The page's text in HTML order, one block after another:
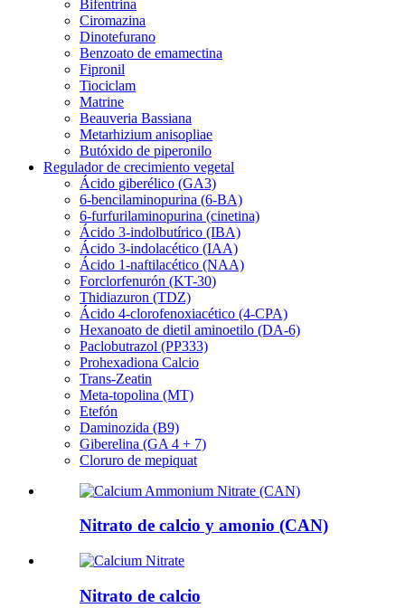
Bifentrina
Ciromazina
Dinotefurano
Benzoato de emamectina
Fipronil
Tiociclam
Matrine
Beauveria Bassiana
Metarhizium anisopliae
Butóxido de piperonilo
Regulador de crecimiento vegetal
Ácido giberélico (GA3)
6-bencilaminopurina (6-BA)
6-furfurilaminopurina (cinetina)
Ácido 3-indolbutírico (IBA)
Ácido 3-indolacético (IAA)
Ácido 1-naftilacético (NAA)
Forclorfenurón (KT-30)
Thidiazuron (TDZ)
Ácido 4-clorofenoxiacético (4-CPA)
Hexanoato de dietil aminoetilo (DA-6)
Paclobutrazol (PP333)
Prohexadiona Calcio
Trans-Zeatin
Meta-topolina (MT)
Etefón
Daminozida (B9)
Giberelina (GA 4 + 7)
Cloruro de mepiquat
Nitrato de calcio y amonio (CAN)
Nitrato de calcio